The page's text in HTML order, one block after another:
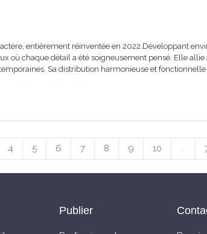
entièrement réinventée en 2022.Développant
où chaque détail a été soigneusement pensé. Elle allie
Sa distribution harmonieuse et fonctionnelle
4 5 6 7 8 9 10 ...
Publier